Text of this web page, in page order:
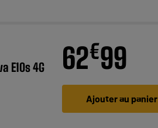
E10s 4G
62€99
Ajouter au panier